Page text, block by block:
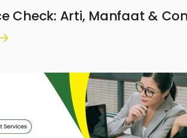
Check: Arti, Manfaat &